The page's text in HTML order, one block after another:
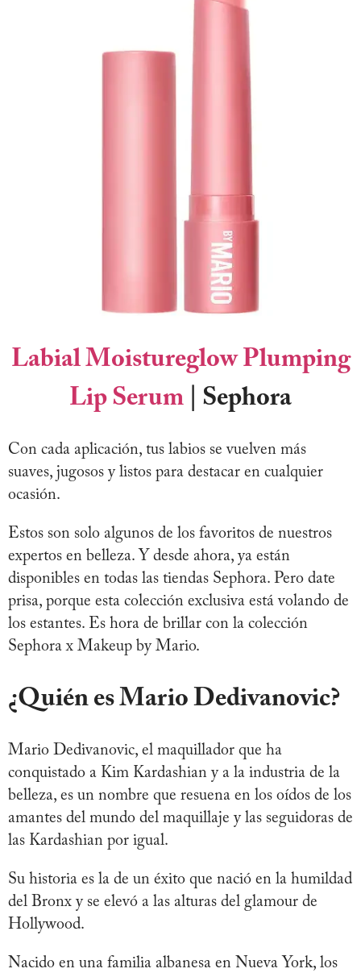
Labial Moistureglow Plumping
Lip Serum
| Sephora
Con cada aplicación, tus labios se vuelven más
suaves, jugosos y listos para destacar en cualquier
ocasión.
Estos son solo algunos de los favoritos de nuestros
expertos en belleza. Y desde ahora, ya están
disponibles en todas las tiendas Sephora. Pero date
prisa, porque esta colección exclusiva está volando de
los estantes. Es hora de brillar con la colección
Sephora x Makeup by Mario.
¿Quién es Mario Dedivanovic?
Mario Dedivanovic, el maquillador que ha
conquistado a Kim Kardashian y a la industria de la
belleza, es un nombre que resuena en los oídos de los
amantes del mundo del maquillaje y las seguidoras de
las Kardashian por igual.
Su historia es la de un éxito que nació en la humildad
del Bronx y se elevó a las alturas del glamour de
Hollywood.
Nacido en una familia albanesa en Nueva York, los